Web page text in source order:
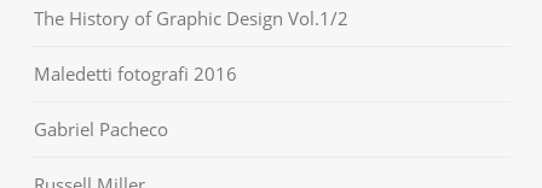
The History of Graphic Design Vol.1/2
Maledetti fotografi 2016
Gabriel Pacheco